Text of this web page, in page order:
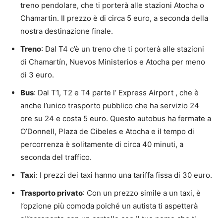
treno pendolare, che ti porterà alle stazioni Atocha o
Chamartin. Il prezzo è di circa 5 euro, a seconda della
nostra destinazione finale.
Treno: Dal T4 c’è un treno che ti porterà alle stazioni
di Chamartín, Nuevos Ministerios e Atocha per meno
di 3 euro.
Bus: Dal T1, T2 e T4 parte l’ Express Airport , che è
anche l’unico trasporto pubblico che ha servizio 24
ore su 24 e costa 5 euro. Questo autobus ha fermate a
O’Donnell, Plaza de Cibeles e Atocha e il tempo di
percorrenza è solitamente di circa 40 minuti, a
seconda del traffico.
Taxi: I prezzi dei taxi hanno una tariffa fissa di 30 euro.
Trasporto privato: Con un prezzo simile a un taxi, è
l’opzione più comoda poiché un autista ti aspetterà